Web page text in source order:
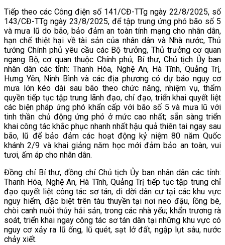
Tiếp theo các Công điện số 141/CĐ-TTg ngày 22/8/2025, số
143/CĐ-TTg ngày 23/8/2025, để tập trung ứng phó bão số 5
và mưa lũ do bão, bảo đảm an toàn tính mạng cho nhân dân,
hạn chế thiệt hại về tài sản của nhân dân và Nhà nước, Thủ
tướng Chính phủ yêu cầu các Bộ trưởng, Thủ trưởng cơ quan
ngang Bộ, cơ quan thuộc Chính phủ; Bí thư, Chủ tịch Ủy ban
nhân dân các tỉnh: Thanh Hóa, Nghệ An, Hà Tĩnh, Quảng Trị,
Hưng Yên, Ninh Bình và các địa phương có dự báo nguy cơ
mưa lớn kéo dài sau bão theo chức năng, nhiệm vụ, thẩm
quyền tiếp tục tập trung lãnh đạo, chỉ đạo, triển khai quyết liệt
các biện pháp ứng phó khẩn cấp với bão số 5 và mưa lũ với
tinh thần chủ động ứng phó ở mức cao nhất; sẵn sàng triển
khai công tác khắc phục nhanh nhất hậu quả thiên tai ngay sau
bão, lũ để bảo đảm các hoạt động kỷ niệm 80 năm Quốc
khánh 2/9 và khai giảng năm học mới đảm bảo an toàn, vui
tươi, ấm áp cho nhân dân.
Đồng chí Bí thư, đồng chí Chủ tịch Ủy ban nhân dân các tỉnh:
Thanh Hóa, Nghệ An, Hà Tĩnh, Quảng Trị tiếp tục tập trung chỉ
đạo quyết liệt công tác sơ tán, di dời dân cư tại các khu vực
nguy hiểm, đặc biệt trên tàu thuyền tại nơi neo đậu, lồng bè,
chòi canh nuôi thủy hải sản, trong các nhà yếu; khẩn trương rà
soát, triển khai ngay công tác sơ tán dân tại những khu vực có
nguy cơ xảy ra lũ ống, lũ quét, sạt lở đất, ngập lụt sâu, nước
chảy xiết.